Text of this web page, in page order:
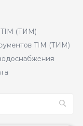
(ТИМ)
TIM (ТИМ)